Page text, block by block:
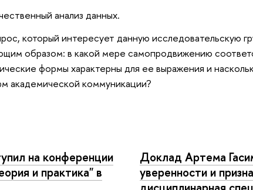
анализ данных.
который интересует данную исследовательскую
образом: в какой мере самопродвижению
формы характерны для ее выражения и
академической коммуникации?
на конференции
и практика" в
Доклад Артема
уверенности и